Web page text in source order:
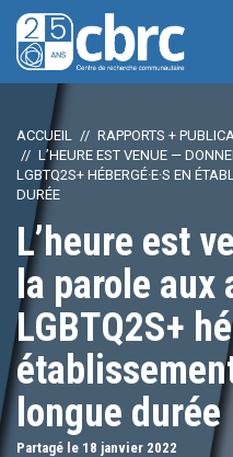
ACCUEIL
RAPPORTS +
L’HEURE EST VENUE —
LGBTQ2S+ HÉBERGÉ·E·S EN
DURÉE
L’heure est
la parole aux
LGBTQ2S+
longue durée
Partagé le 18 janvier 2022